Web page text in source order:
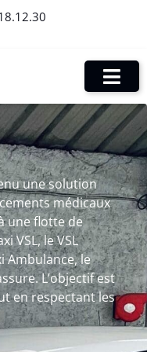
une solution
médicaux
une flotte de
VSL, le VSL
Ambulance, le
L’objectif est
en respectant les